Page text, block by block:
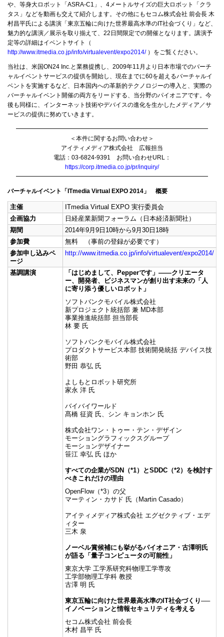
や、等身大ロボット「ASRA-C1」、4メートルサイズの巨大ロボット「クラ
タス」などを動画も交えて紹介します。その他にもセコム株式会社 前会長 木
村昌平氏による講演「東京五輪に向けた世界最高水準のIT社会づくり」など、
魅力的な講演／展示を取り揃えて、22日間限定での開催となります。講演予
定等の詳細はイベントサイト（
http://www.itmedia.co.jp/info/virtualevent/expo2014/）をご覧ください。
当社は、米国ON24 Inc.と業務提携し、2009年11月より日本市場でのバーチ
ャルイベントサービスの提供を開始し、現在までに60を超えるバーチャルイ
ベントを実施するなど、日本国内への革新的テクノロジーの導入と、実際の
バーチャルイベント開催の両方をリードする、当分野のパイオニアです。今
後も同様に、インターネット技術やデバイスの進化を生かしたメディア／サ
ービスの提供に努めていきます。
━━━━━━━━━━━━━━━━━━━━━━━━━━━━━━━━
＜本件に関するお問い合わせ＞
アイティメディア株式会社 広報担当
電話：03-6824-9391 お問い合わせURL：
https://corp.itmedia.co.jp/pr/inquiry/
━━━━━━━━━━━━━━━━━━━━━━━━━━━━━━━━
バーチャルイベント「ITmedia Virtual EXPO 2014」 概要
主催
ITmedia Virtual EXPO 実行委員会
企画協力
日経産業新聞フォーラム（日本経済新聞社）
期間
2014年9月9日10時から9月30日18時
参加費
無料 （事前の登録が必要です）
参加申し込みペ
ージ
http://www.itmedia.co.jp/info/virtualevent/expo2014/
基調講演
「はじめまして、Pepperです」――クリエータ
ー、開発者、ビジネスマンが創り出す未来の「人
に寄り添う優しいロボット」
ソフトバンクモバイル株式会社
新プロジェクト統括部 兼 MD本部
事業推進統括部 担当部長
林 要 氏
ソフトバンクモバイル株式会社
プロダクトサービス本部 技術開発統括 デバイス技
術部
野田 恭弘 氏
よしもとロボット研究所
家永 洋 氏
バイバイワールド
髙橋 征資 氏、シン キョンホン 氏
株式会社ワン・トゥー・テン・デザイン
モーショングラフィックスグループ
モーションデザイナー
笹江 幸弘 氏 ほか
すべての企業がSDN（*1）とSDDC（*2）を検討す
べきこれだけの理由
OpenFlow（*3）の父
マーティン・カサド 氏（Martin Casado）
アイティメディア株式会社 エグゼクティブ・エデ
ィター
三木 泉
ノーベル賞候補にも挙がるパイオニア・古澤明氏
が語る「量子コンピュータの可能性」
東京大学 工学系研究科物理工学専攻
工学部物理工学科 教授
古澤 明 氏
東京五輪に向けた世界最高水準のIT社会づくり──
イノベーションと情報セキュリティを考える
セコム株式会社 前会長
木村 昌平 氏